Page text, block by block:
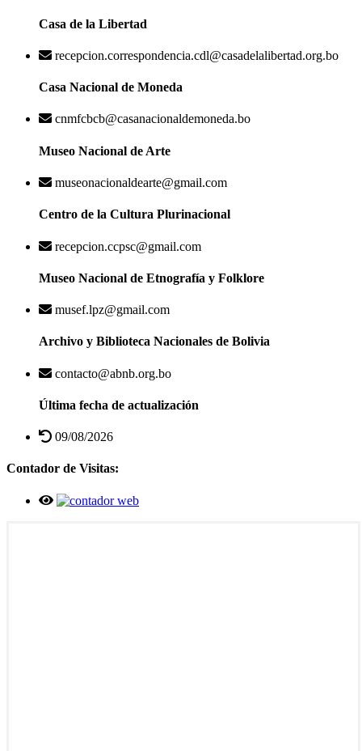
Casa de la Libertad
recepcion.correspondencia.cdl@casadelalibertad.org.bo
Casa Nacional de Moneda
cnmfcbcb@casanacionaldemoneda.bo
Museo Nacional de Arte
museonacionaldearte@gmail.com
Centro de la Cultura Plurinacional
recepcion.ccpsc@gmail.com
Museo Nacional de Etnografía y Folklore
musef.lpz@gmail.com
Archivo y Biblioteca Nacionales de Bolivia
contacto@abnb.org.bo
Última fecha de actualización
09/08/2026
Contador de Visitas: